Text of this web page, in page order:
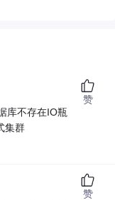
库不存在IO瓶
集群
赞
赞